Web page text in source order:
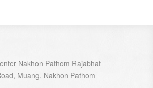
Nakhon Pathom Rajabhat
Muang, Nakhon Pathom